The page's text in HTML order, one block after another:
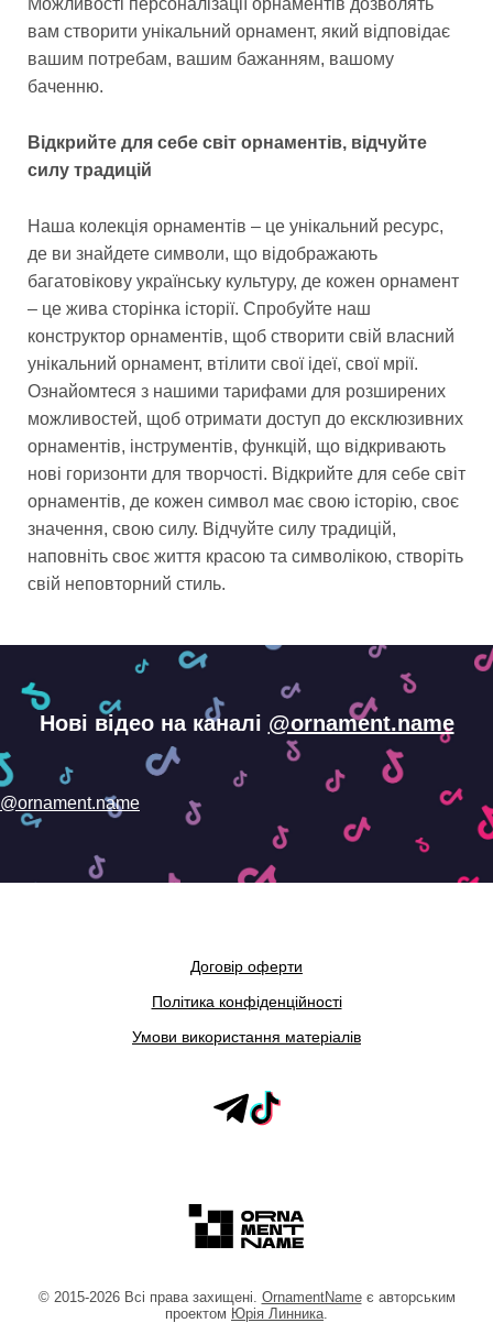
Можливості персоналізації орнаментів дозволять
вам створити унікальний орнамент, який відповідає
вашим потребам, вашим бажанням, вашому
баченню.
Відкрийте для себе світ орнаментів, відчуйте
силу традицій
Наша колекція орнаментів – це унікальний ресурс,
де ви знайдете символи, що відображають
багатовікову українську культуру, де кожен орнамент
– це жива сторінка історії. Спробуйте наш
конструктор орнаментів, щоб створити свій власний
унікальний орнамент, втілити свої ідеї, свої мрії.
Ознайомтеся з нашими тарифами для розширених
можливостей, щоб отримати доступ до ексклюзивних
орнаментів, інструментів, функцій, що відкривають
нові горизонти для творчості. Відкрийте для себе світ
орнаментів, де кожен символ має свою історію, своє
значення, свою силу. Відчуйте силу традицій,
наповніть своє життя красою та символікою, створіть
свій неповторний стиль.
Нові відео на каналі @ornament.name
@ornament.name
Договір оферти
Політика конфіденційності
Умови використання матеріалів
©2015-2026Всі права захищені. OrnamentNameє авторським
проектом Юрія Линника.